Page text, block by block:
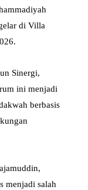
di Villa
Sinergi,
ini menjadi
berbasis
menjadi salah